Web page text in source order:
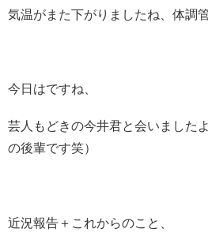
気温がまた下がりましたね、体調
今日はですね、
芸人もどきの今井君と会いました
の後輩です笑）
近況報告＋これからのこと、